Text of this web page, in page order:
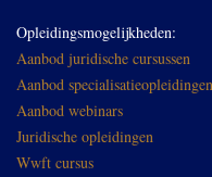
Opleidingsmogelijkheden:
Aanbod juridische cursussen
Aanbod specialisatieopleidingen
Aanbod webinars
Juridische opleidingen
Wwft cursus